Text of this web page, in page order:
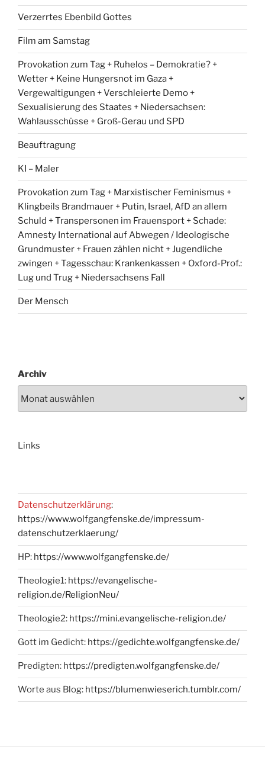
Verzerrtes Ebenbild Gottes
Film am Samstag
Provokation zum Tag + Ruhelos – Demokratie? +
Wetter + Keine Hungersnot im Gaza +
Vergewaltigungen + Verschleierte Demo +
Sexualisierung des Staates + Niedersachsen:
Wahlausschüsse + Groß-Gerau und SPD
Beauftragung
KI – Maler
Provokation zum Tag + Marxistischer Feminismus +
Klingbeils Brandmauer + Putin, Israel, AfD an allem
Schuld + Transpersonen im Frauensport + Schade:
Amnesty International auf Abwegen / Ideologische
Grundmuster + Frauen zählen nicht + Jugendliche
zwingen + Tagesschau: Krankenkassen + Oxford-Prof.:
Lug und Trug + Niedersachsens Fall
Der Mensch
Archiv
Links
Datenschutzerklärung:
https://www.wolfgangfenske.de/impressum-
datenschutzerklaerung/
HP: https://www.wolfgangfenske.de/
Theologie1: https://evangelische-
religion.de/ReligionNeu/
Theologie2: https://mini.evangelische-religion.de/
Gott im Gedicht: https://gedichte.wolfgangfenske.de/
Predigten: https://predigten.wolfgangfenske.de/
Worte aus Blog: https://blumenwieserich.tumblr.com/